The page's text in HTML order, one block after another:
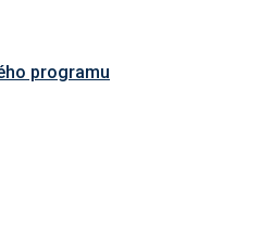
programu